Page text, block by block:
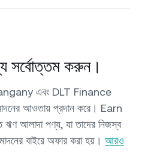
সর্বোত্তম করুন।
Tangany এবং DLT Finance
আওতায় প্রদান করে। Earn
ঋণ আলাদা পণ্য, যা তাদের নিজস্ব
বাইরে অফার করা হয়। আরও